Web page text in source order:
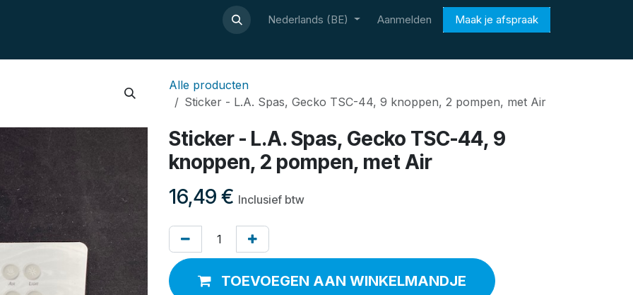
Contact Nederlands (BE) Aanmelden Maak je afspraak
Alle producten
Sticker - L.A. Spas, Gecko TSC-44, 9 knoppen, 2 pompen, met Air
Sticker - L.A. Spas, Gecko TSC-44, 9
knoppen, 2 pompen, met Air
16,49 € Inclusief btw
TOEVOEGEN AAN WINKELMANDJE